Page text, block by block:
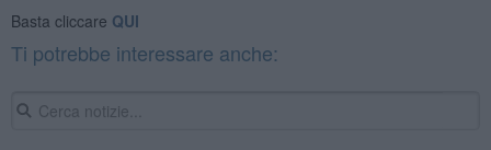
Basta cliccare QUI
Ti potrebbe interessare anche: